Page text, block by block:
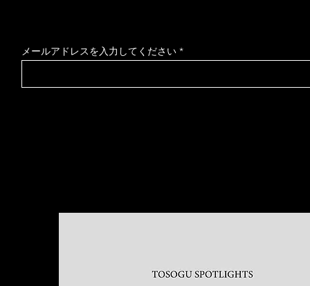
メールアドレスを入力してください